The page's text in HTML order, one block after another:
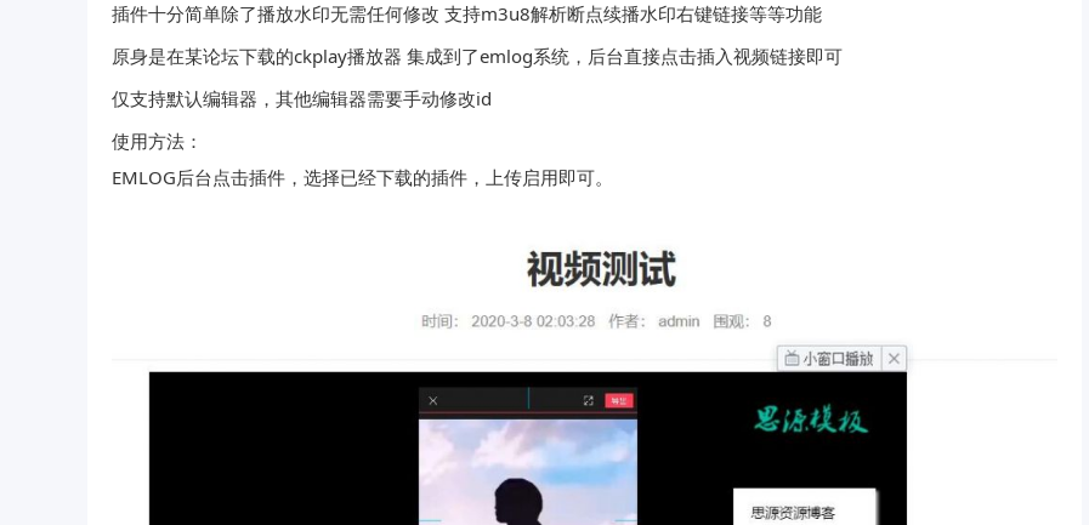
插件十分简单除了播放水印无需任何修改 支持m3u8解析断点续播水印右键链接等等功能
原身是在某论坛下载的ckplay播放器 集成到了emlog系统，后台直接点击插入视频链接即可
仅支持默认编辑器，其他编辑器需要手动修改id
使用方法：
EMLOG后台点击插件，选择已经下载的插件，上传启用即可。